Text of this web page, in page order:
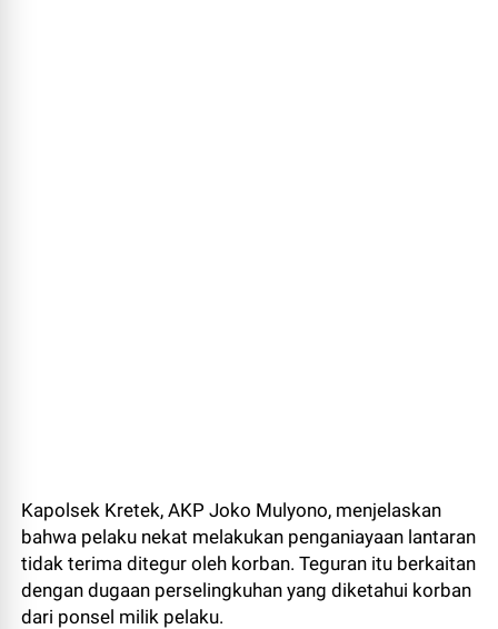
Kapolsek Kretek, AKP Joko Mulyono, menjelaskan
bahwa pelaku nekat melakukan penganiayaan lantaran
tidak terima ditegur oleh korban. Teguran itu berkaitan
dengan dugaan perselingkuhan yang diketahui korban
dari ponsel milik pelaku.